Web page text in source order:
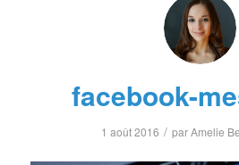
facebook-
1 août 2016 / parAmelie